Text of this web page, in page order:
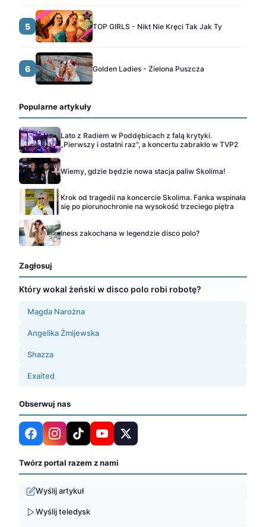
5 TOP GIRLS - Nikt Nie Kręci Tak Jak Ty
6 Golden Ladies - Zielona Puszcza
Popularne artykuły
Lato z Radiem w Poddębicach z falą krytyki.
„Pierwszy i ostatni raz", a koncertu zabrakło w TVP2
Wiemy, gdzie będzie nowa stacja paliw Skolima!
Krok od tragedii na koncercie Skolima. Fanka wspinała
się po piorunochronie na wysokość trzeciego piętra
Iness zakochana w legendzie disco polo?
Zagłosuj
Który wokal żeński w disco polo robi robotę?
Magda Narożna
Angelika Żmijewska
Shazza
Exaited
Obserwuj nas
Twórz portal razem z nami
Wyślij artykuł
Wyślij teledysk